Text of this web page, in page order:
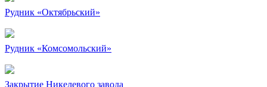
Рудник «Октябрьский»
Рудник «Комсомольский»
Закрытие Никелевого завода